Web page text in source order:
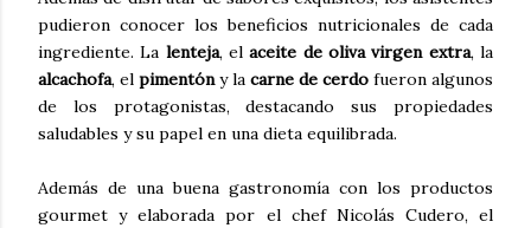
pudieron conocer los beneficios nutricionales de cada
ingrediente. La lenteja, elaceite de oliva virgen extra, la
alcachofa, el pimentóny la carne de cerdo fueron algunos
de los protagonistas, destacando sus propiedades
saludables y su papel en una dieta equilibrada.
Además de una buena gastronomía con los productos
gourmet y elaborada por el chef Nicolás Cudero, el